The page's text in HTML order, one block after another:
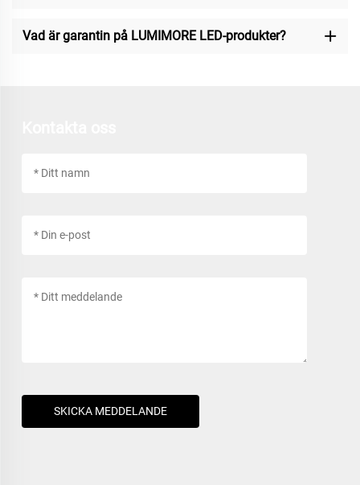
Vad är garantin på LUMIMORE LED-produkter?
SKICKA MEDDELANDE